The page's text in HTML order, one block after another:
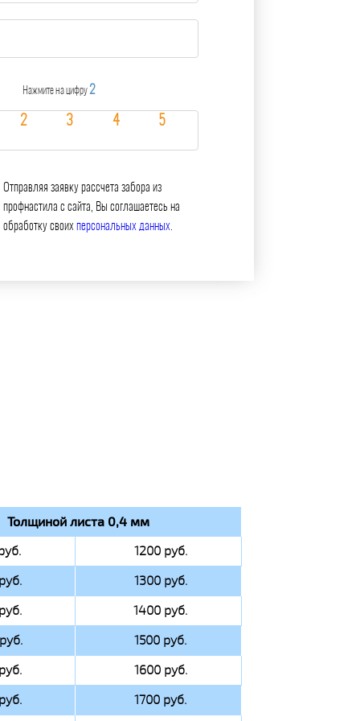
Нажмите на цифру 2
Отправляя заявку рассчета забора из
профнастила с сайта, Вы соглашаетесь на
обработку своих персональных данных.
Толщиной листа 0,4 мм
1200 руб.
1300 руб.
1400 руб.
1500 руб.
1600 руб.
1700 руб.